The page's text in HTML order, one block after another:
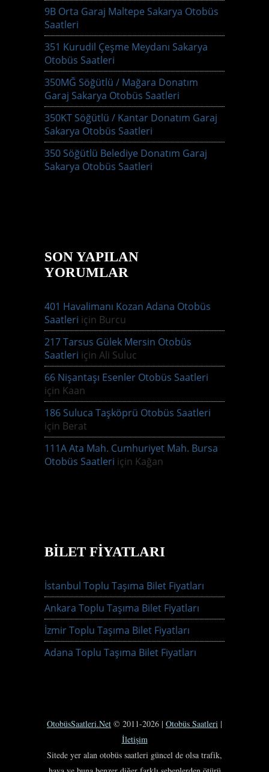
9B Orta Garaj Maltepe Sakarya Otobüs
Saatleri
351 Kurudil Çeşme Meydanı Sakarya
Otobüs Saatleri
350MĞ Söğütlü / Mağara Donatım
Garaj Sakarya Otobüs Saatleri
350KT Söğütlü / Kantar Donatım Garaj
Sakarya Otobüs Saatleri
350 Söğütlü Belediye Donatım Garaj
Sakarya Otobüs Saatleri
SON YAPILAN
YORUMLAR
401 Havalimanı Kozan Adana Otobüs
Saatleri için Burcu
217 Tarsus Gülek Mersin Otobüs
Saatleri için Ali Suluc
66 Nişantaşı Esenler Otobüs Saatleri
için Kaan
186 Suluca Taşköprü Otobüs Saatleri
için Berat
111A Ata Mah. Cumhuriyet Mah. Bursa
Otobüs Saatleri için Kağan
BILET FIYATLARI
İstanbul Toplu Taşıma Bilet Fiyatları
Ankara Toplu Taşıma Bilet Fiyatları
İzmir Toplu Taşıma Bilet Fiyatları
Adana Toplu Taşıma Bilet Fiyatları
OtobüsSaatleri.Net © 2011-2026 | Otobüs Saatleri |
İletişim
Sitede yer alan otobüs saatleri güncel de olsa trafik,